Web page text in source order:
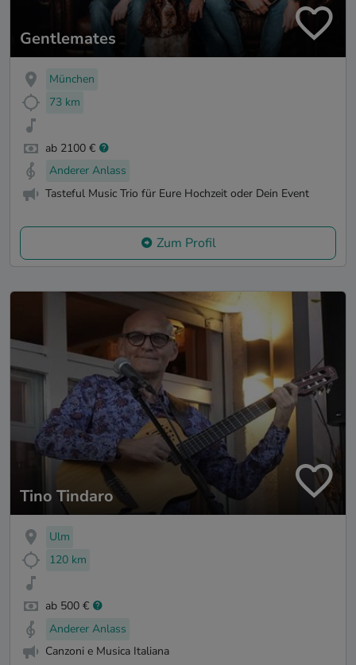
Gentlemates
München
73 km
ab 2100 €
Anderer Anlass
Tasteful Music Trio für Eure Hochzeit oder Dein Event
Zum Profil
Tino Tindaro
Ulm
120 km
ab 500 €
Anderer Anlass
Canzoni e Musica Italiana